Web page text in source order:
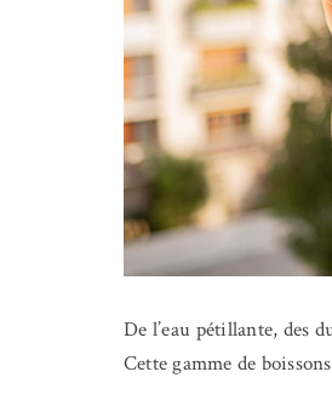
De l’eau pétillante, des
Cette gamme de